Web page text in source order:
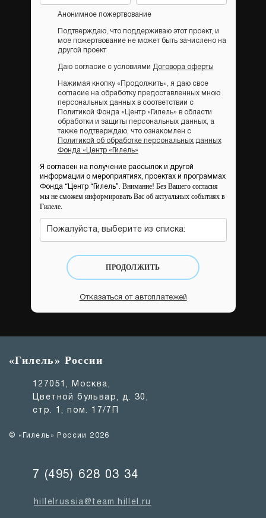
Анонимное пожертвование
Подтверждаю, что поддерживаю этот проект, и
мое пожертвование не может быть зачислено на
другой проект
Даю согласие с условиями Договора оферты
Нажимая кнопку «Продолжить», я даю свое
согласие на обработку предоставленных мною
персональных данных в соответствии с
Политикой Фонда «Центр «Гилель» в области
обработки и защиты персональных данных, а
также подтверждаю, что ознакомлен с
Политикой об обработке персональных данных
Фонда «Центр «Гилель»
Я согласен на получение рассылок и другой
информации о мероприятиях, проектах и программах
Фонда “Центр “Гилель”. Внимание! Без Вашего согласия
мы не сможем информировать Вас об актуальных событиях в
Гилеле.
Пожалуйста, выберите из списка:
ПРОДОЛЖИТЬ
Отказаться от автоплатежей
«Гилель» России
127051, Москва,
Цветной бульвар, д. 30,
стр. 1, пом. 17/7П
© «Гилель» России 2026
7 (495) 628 03 34
hillelrussia@team.hillel.ru